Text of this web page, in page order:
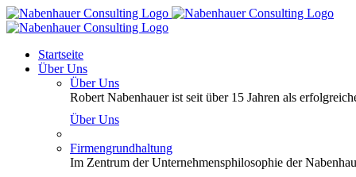
Zum
Inhalt
Startseite
Über Uns
Über Uns
Robert Nabenhauer ist seit über 15 Jahren als
Über Uns
Firmengrundhaltung
Im Zentrum der Unternehmensphilosophie der